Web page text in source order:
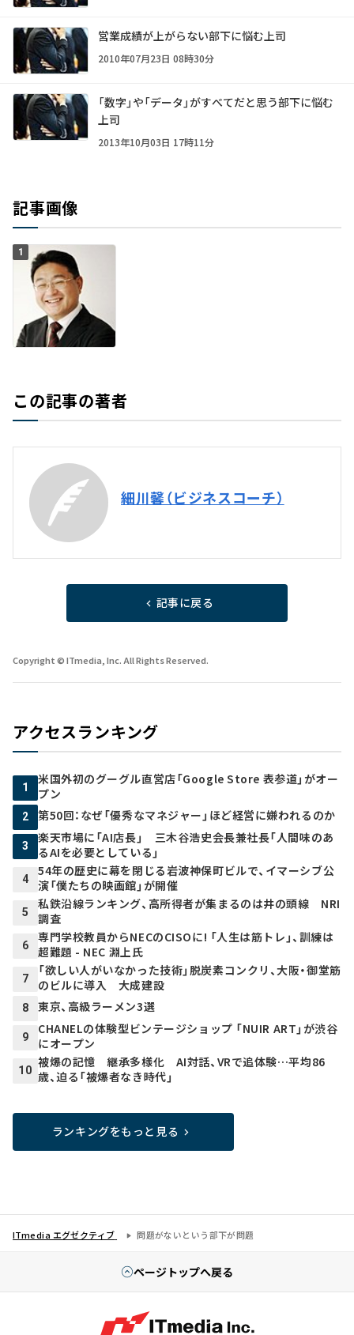
営業成績が上がらない部下に悩む上司
2010年07月23日 08時30分
「数字」や「データ」がすべてだと思う部下に悩む
上司
2013年10月03日 17時11分
記事画像
1
この記事の著者
細川馨（ビジネスコーチ）
記事に戻る
Copyright © ITmedia, Inc. All Rights Reserved.
アクセスランキング
1
米国外初のグーグル直営店「Google Store 表参道」がオー
プン
2 第50回：なぜ「優秀なマネジャー」ほど経営に嫌われるのか
3
楽天市場に「AI店長」 三木谷浩史会長兼社長「人間味のあ
るAIを必要としている」
4
54年の歴史に幕を閉じる岩波神保町ビルで、イマーシブ公
演「僕たちの映画館」が開催
5
私鉄沿線ランキング、高所得者が集まるのは井の頭線 NRI
調査
6
専門学校教員からNECのCISOに! 「人生は筋トレ」、訓練は
超難題 - NEC 淵上氏
7
「欲しい人がいなかった技術」脱炭素コンクリ、大阪・御堂筋
のビルに導入 大成建設
8 東京、高級ラーメン3選
9
CHANELの体験型ビンテージショップ 「NUIR ART」が渋谷
にオープン
10
被爆の記憶 継承多様化 AI対話、VRで追体験…平均86
歳、迫る「被爆者なき時代」
ランキングをもっと見る
ITmedia エグゼクティブ 問題がないという部下が問題
ページトップへ戻る